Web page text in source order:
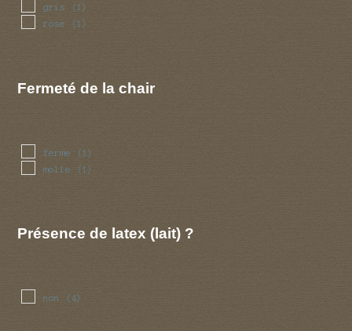
gris (1)
rose (1)
Fermeté de la chair
ferme (1)
molle (1)
Présence de latex (lait) ?
non (4)